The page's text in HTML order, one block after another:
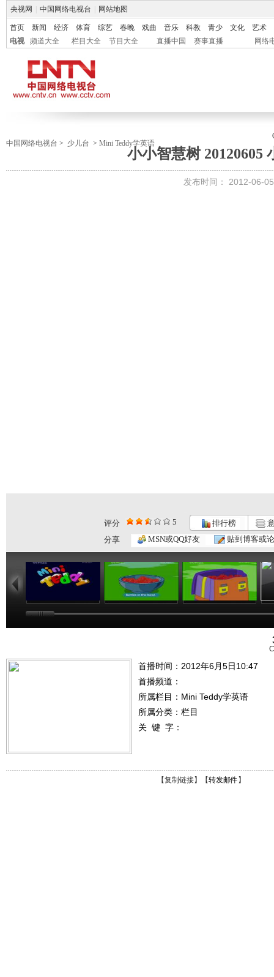
央视网 中国网络电视台 网站地图
首页 新闻 经济 体育 综艺 春晚 戏曲 音乐 科教 青少 文化
艺术
电视
频道大全 栏目大全 节目大全 直播中国 赛事直播 网络
中国网络电视台 > 少儿台 > Mini Teddy学英语
小小智慧树 20120605
发布时间： 2012-06-
评分 5 排行榜
分享
MSN或QQ好友 贴到博客或
02:43
《小小智慧...
02:54
《小小智慧...
02:51
首播时间：2012年6月5日10:47
首播频道：
所属栏目： Mini Teddy学英语
所属分类：栏目
关 键 字：
【复制链接】【转发邮件 】